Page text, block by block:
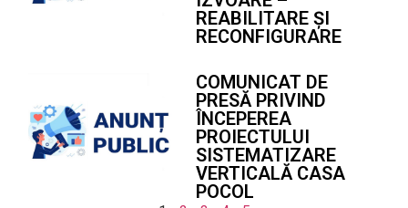
REABILITARE ȘI
RECONFIGURARE
COMUNICAT DE
PRESĂ PRIVIND
ÎNCEPEREA
PROIECTULUI
SISTEMATIZARE
VERTICALĂ CASA
POCOL